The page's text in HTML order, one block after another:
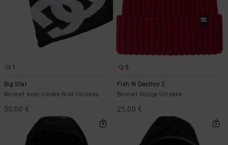
1
Big Star
Bonnet avec visière Noir Unisexe
30,00 €
5
Fish N Destroy 2
Bonnet Rouge Unisexe
25,00 €